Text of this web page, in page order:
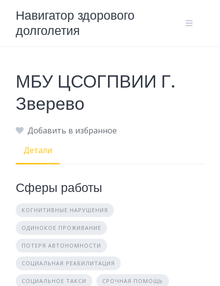
content
Навигатор здорового
долголетия
МБУ ЦСОГПВИИ Г.
Зверево
Добавить в избранное
Детали
Сферы работы
КОГНИТИВНЫЕ НАРУШЕНИЯ
ОДИНОКОЕ ПРОЖИВАНИЕ
ПОТЕРЯ АВТОНОМНОСТИ
СОЦИАЛЬНАЯ РЕАБИЛИТАЦИЯ
СОЦИАЛЬНОЕ ТАКСИ СРОЧНАЯ ПОМОЩЬ